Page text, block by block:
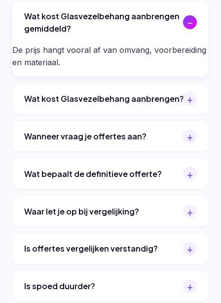
Wat kost Glasvezelbehang aanbrengen
gemiddeld?
De prijs hangt vooral af van omvang, voorbereiding
en materiaal.
Wat kost Glasvezelbehang aanbrengen?
Wanneer vraag je offertes aan?
Wat bepaalt de definitieve offerte?
Waar let je op bij vergelijking?
Is offertes vergelijken verstandig?
Is spoed duurder?